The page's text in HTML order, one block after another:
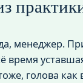
менеджер.
время
голова как